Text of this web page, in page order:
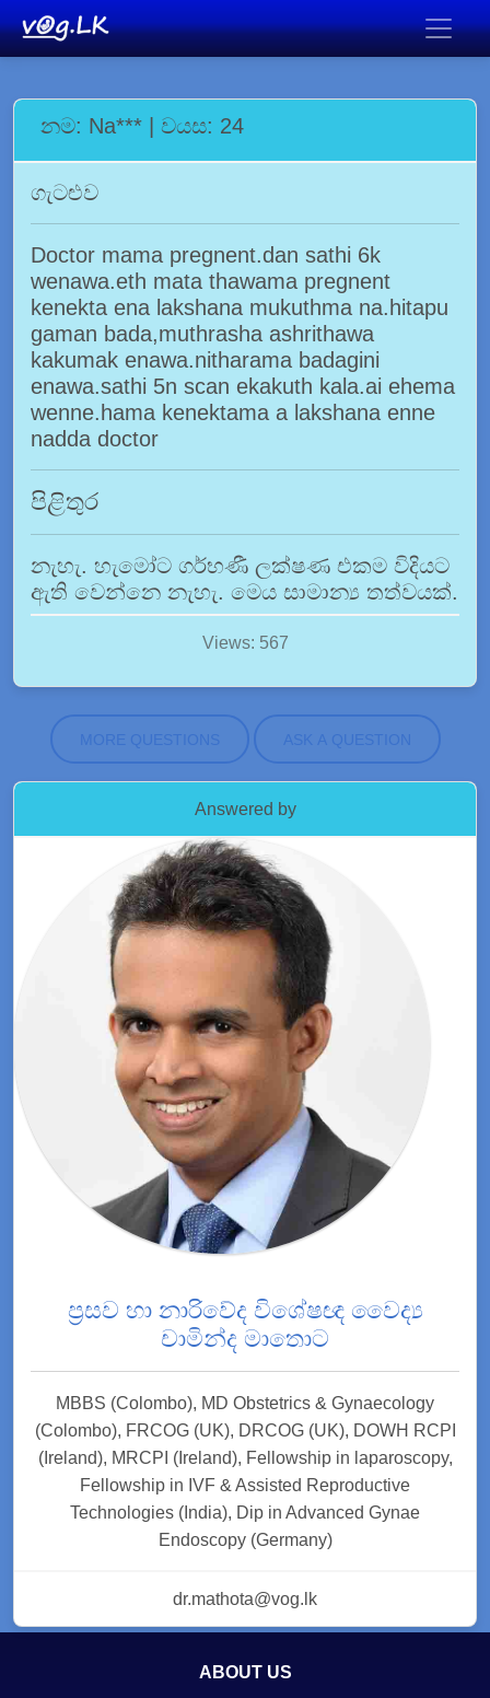
නම: Na*** | වයස: 24
ගැටළුව
Doctor mama pregnent.dan sathi 6k
wenawa.eth mata thawama pregnent
kenekta ena lakshana mukuthma na.hitapu
gaman bada,muthrasha ashrithawa
kakumak enawa.nitharama badagini
enawa.sathi 5n scan ekakuth kala.ai ehema
wenne.hama kenektama a lakshana enne
nadda doctor
පිළිතුර
නැහැ. හැමෝට ගර්භණී ලක්ෂණ එකම විදියට
ඇති වෙන්නෙ නැහැ. මෙය සාමාන්‍ය තත්වයක්.
Views: 567
MORE QUESTIONS ASK A QUESTION
Answered by
ප්‍රසව හා නාරිවේද විශේෂඥ වෛද්‍ය
චාමින්ද මාතොට
MBBS (Colombo), MD Obstetrics & Gynaecology
(Colombo), FRCOG (UK), DRCOG (UK), DOWH RCPI
(Ireland), MRCPI (Ireland), Fellowship in laparoscopy,
Fellowship in IVF & Assisted Reproductive
Technologies (India), Dip in Advanced Gynae
Endoscopy (Germany)
dr.mathota@vog.lk
ABOUT US